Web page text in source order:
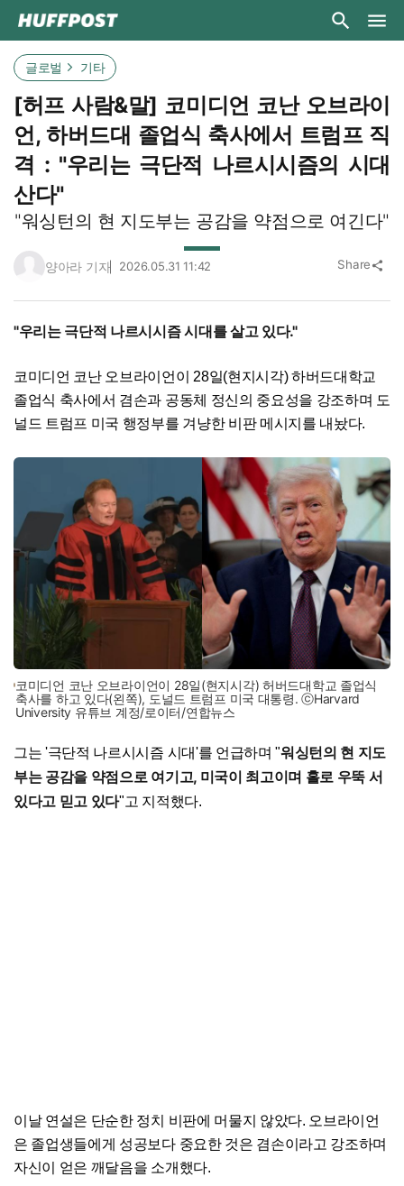
글로벌 기타
[허프 사람&말] 코미디언 코난 오브라이
언, 하버드대 졸업식 축사에서 트럼프 직
격 : "우리는 극단적 나르시시즘의 시대
산다"
"워싱턴의 현 지도부는 공감을 약점으로 여긴다"
양아라 기자 2026.05.31 11:42 Share share
"우리는 극단적 나르시시즘 시대를 살고 있다."
코미디언 코난 오브라이언이 28일(현지시각) 하버드대학교
졸업식 축사에서 겸손과 공동체 정신의 중요성을 강조하며 도
널드 트럼프 미국 행정부를 겨냥한 비판 메시지를 내놨다.
코미디언 코난 오브라이언이 28일(현지시각) 허버드대학교 졸업식
축사를 하고 있다(왼쪽), 도널드 트럼프 미국 대통령. ⓒHarvard
University 유튜브 계정/로이터/연합뉴스
그는 '극단적 나르시시즘 시대'를 언급하며 "워싱턴의 현 지도
부는 공감을 약점으로 여기고, 미국이 최고이며 홀로 우뚝 서
있다고 믿고 있다"고 지적했다.
이날 연설은 단순한 정치 비판에 머물지 않았다. 오브라이언
은 졸업생들에게 성공보다 중요한 것은 겸손이라고 강조하며
자신이 얻은 깨달음을 소개했다.